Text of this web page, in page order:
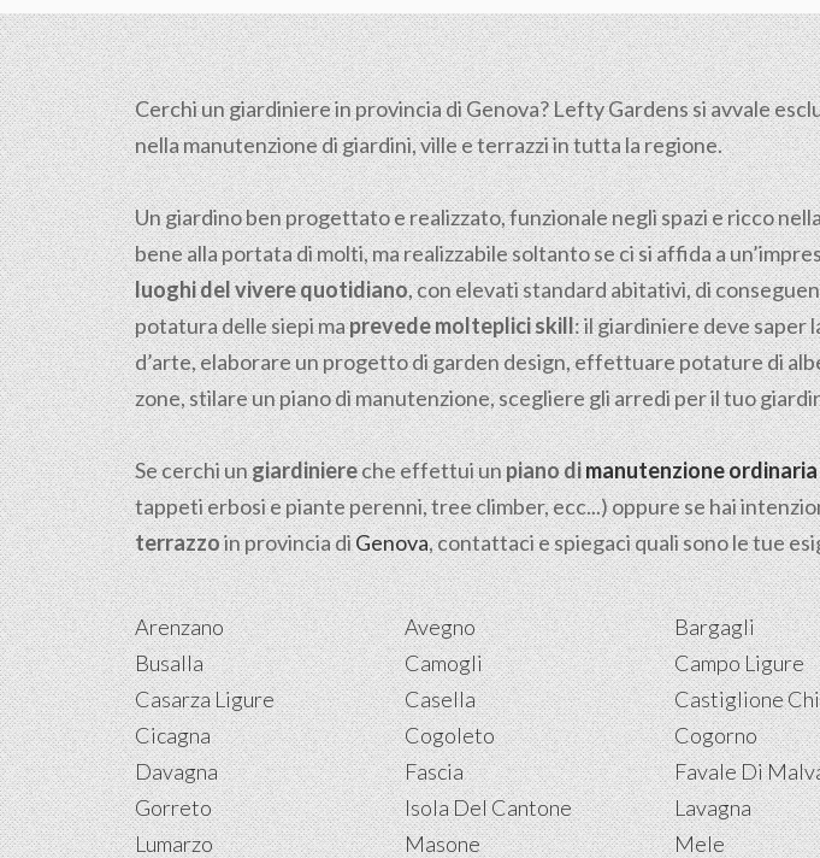
Cerchi un giardiniere in provincia di Genova? Lefty Gardens si avvale
nella manutenzione di giardini, ville e terrazzi in tutta la regione.
Un giardino ben progettato e realizzato, funzionale negli spazi e ricco
bene alla portata di molti, ma realizzabile soltanto se ci si affida a
luoghi del vivere quotidiano, con elevati standard abitativi, di
potatura delle siepi maprevede molteplici skill: il giardiniere deve saper
d’arte, elaborare un progetto di garden design, effettuare potature di
zone, stilare un piano di manutenzione, scegliere gli arredi per il tuo
Se cerchi ungiardiniereche effettui unpiano dimanutenzione ordinaria
tappeti erbosi e piante perenni, tree climber, ecc...) oppure se hai
terrazzoin provincia diGenova, contattaci e spiegaci quali sono le tue
Arenzano Avegno Bargagli
Busalla
Camogli Campo Ligure
Casarza Ligure
Casella Castiglione
Cicagna
Cogoleto Cogorno
Davagna
Fascia Favale Di
Gorreto
Isola Del Cantone Lavagna
Lumarzo
Masone Mele